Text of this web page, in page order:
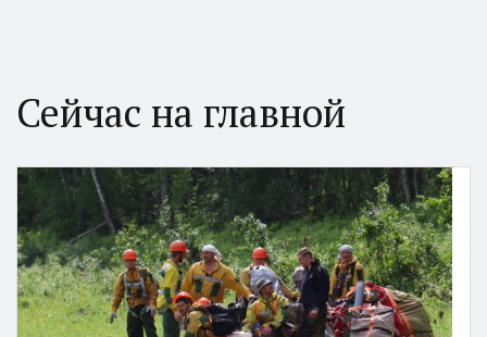
Сейчас на главной